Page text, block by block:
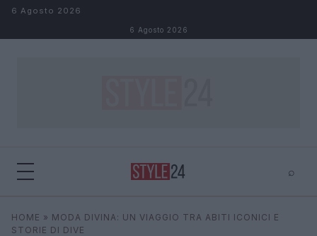
Salta al contenuto
6 Agosto 2026
6 Agosto 2026
⌕
Cerca ⌕
HOME » MODA DIVINA: UN VIAGGIO TRA ABITI ICONICI E
STORIE DI DIVE